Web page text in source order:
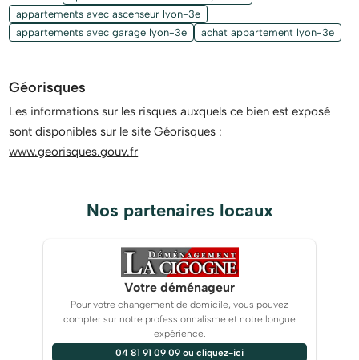
appartements avec ascenseur lyon-3e
appartements avec garage lyon-3e
achat appartement lyon-3e
Géorisques
Les informations sur les risques auxquels ce bien est exposé
sont disponibles sur le site Géorisques :
www.georisques.gouv.fr
Nos partenaires locaux
Votre déménageur
Pour votre changement de domicile, vous pouvez
compter sur notre professionnalisme et notre longue
expérience.
04 81 91 09 09 ou cliquez-ici